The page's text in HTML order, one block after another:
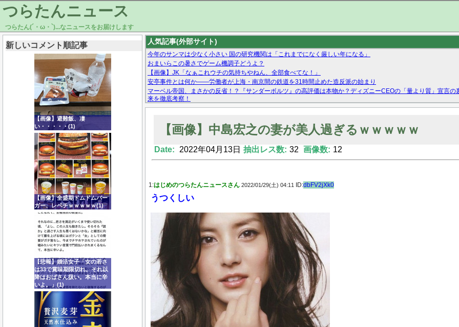
つらたんニュース
つらたん(´・ω・`)...なニュースをお届けします
新しいコメント順記事
【画像】避難飯、凄
い・・・・・(1)
【画像】全盛期ドムドムバー
ガー、レベチｗｗｗｗｗ(1)
【悲報】婚活女子「女の若さ
は33で賞味期限切れ。それ以
降はおばさん扱い。本当に辛
いよ。」(1)
人気記事(外部サイト)
今年のサンマは少なく小さい 国の研究機関は「これまでになく厳しい年になる」
おまいらこの暑さでゲーム機調子どうよ？
【画像】JK「なぁこれウチの気持ちやねん、全部食べてな！」
安亭事件とは何か——労働者が上海・南京間の鉄道を31時間止めた造反派の始まり
マーベル帝国、まさかの反省！？『サンダーボルツ』の高評価は本物か？ディズニーCEOの「量より質」宣言
来を徹底考察！
【モー娘。石田亜佑美】ファーストテイク出演も新規獲得ならず？北川莉央が1位に
【画像】中島宏之の妻が美人過ぎるｗｗｗｗｗ
Date: 2022年04月13日 抽出レス数: 32 画像数: 12
1:はじめのつらたんニュースさん 2022/01/29(土) 04:11 ID:dbFV2jXk0
うつくしい